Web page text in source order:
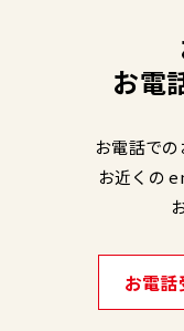
お電
お電話での
お近くの
お電話